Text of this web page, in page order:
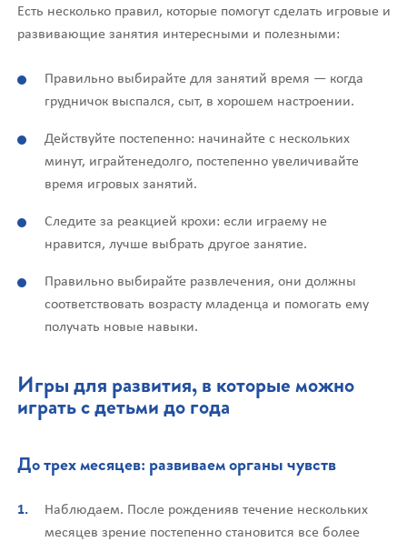
Есть несколько правил, которые помогут сделать игровые и
развивающие занятия интересными и полезными:
Правильно выбирайте для занятий время — когда
грудничок выспался, сыт, в хорошем настроении.
Действуйте постепенно: начинайте с нескольких
минут, играйтенедолго, постепенно увеличивайте
время игровых занятий.
Следите за реакцией крохи: если играему не
нравится, лучше выбрать другое занятие.
Правильно выбирайте развлечения, они должны
соответствовать возрасту младенца и помогать ему
получать новые навыки.
Игры для развития, в которые можно
играть с детьми до года
До трех месяцев: развиваем органы чувств
Наблюдаем. После рожденияв течение нескольких
месяцев зрение постепенно становится все более